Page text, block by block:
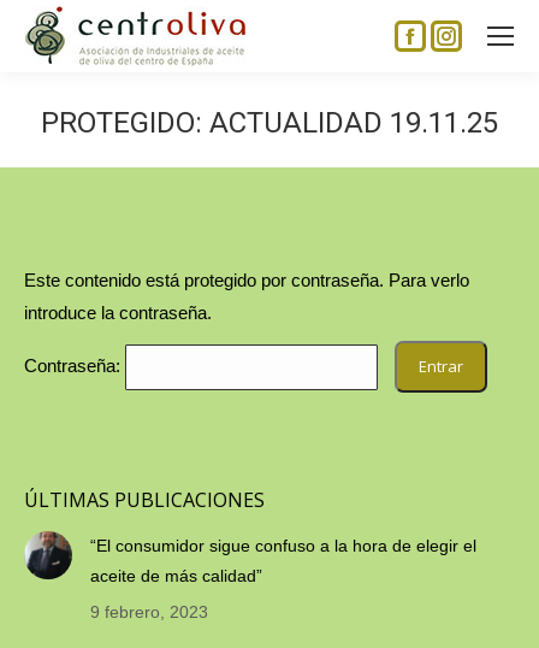
Facebook
opens
Instagram
opens
PROTEGIDO: ACTUALIDAD 19.11.25
Este contenido está protegido por contraseña. Para verlo
introduce la contraseña.
Contraseña:
ÚLTIMAS PUBLICACIONES
“El consumidor sigue confuso a la hora de elegir el
aceite de más calidad”
9 febrero, 2023